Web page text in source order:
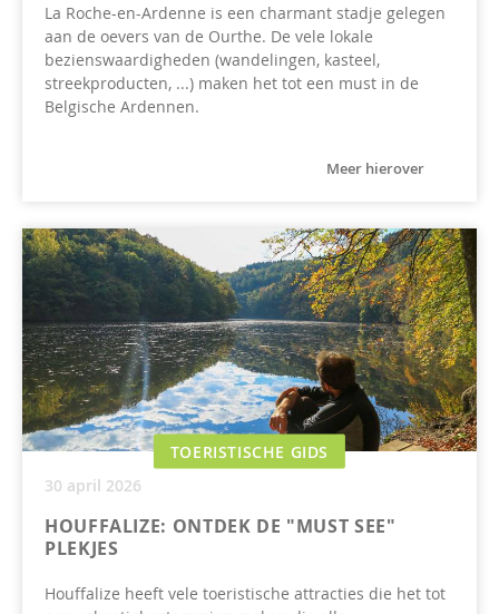
La Roche-en-Ardenne is een charmant stadje gelegen
aan de oevers van de Ourthe. De vele lokale
bezienswaardigheden (wandelingen, kasteel,
streekproducten, ...) maken het tot een must in de
Belgische Ardennen.
Meer hierover
TOERISTISCHE GIDS
30 april 2026
HOUFFALIZE: ONTDEK DE "MUST SEE"
PLEKJES
Houffalize heeft vele toeristische attracties die het tot